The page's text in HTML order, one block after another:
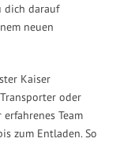
dich darauf
neuen
Kaiser
oder
Team
zum Entladen. So